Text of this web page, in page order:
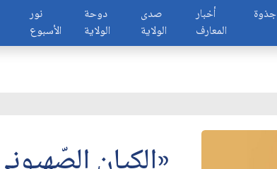
نور
الأسبوع
دوحة
الولاية
صدى
الولاية
أخبار
المعارف
جذوة